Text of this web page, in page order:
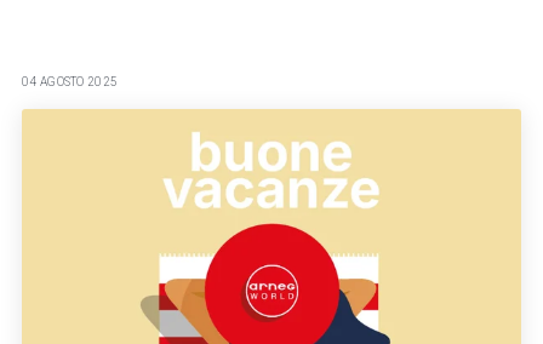
04 AGOSTO 2025